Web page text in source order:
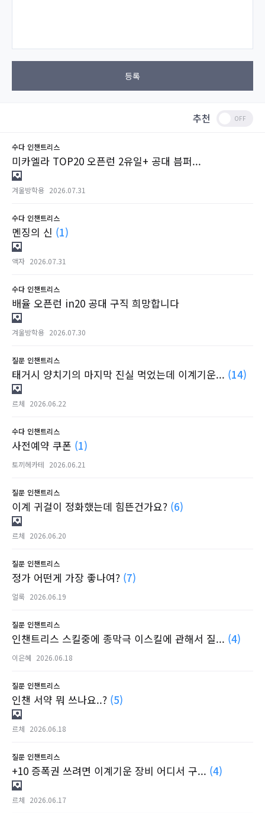
등록
추천
수다 인챈트리스
미카엘라 TOP20 오픈런 2유일+ 공대 븜퍼...
겨울방학용 2026.07.31
수다 인챈트리스
멘징의 신 (1)
액자 2026.07.31
수다 인챈트리스
배율 오픈런 in20 공대 구직 희망합니다
겨울방학용 2026.07.30
질문 인챈트리스
태거시 양치기의 마지막 진실 먹었는데 이계기운... (14)
르체 2026.06.22
수다 인챈트리스
사전예약 쿠폰 (1)
토끼헤카테 2026.06.21
질문 인챈트리스
이계 귀걸이 정화했는데 힘뜬건가요? (6)
르체 2026.06.20
질문 인챈트리스
정가 어떤게 가장 좋나여? (7)
얼룩 2026.06.19
질문 인챈트리스
인챈트리스 스킬중에 종막극 이스킬에 관해서 질... (4)
이은혜 2026.06.18
질문 인챈트리스
인챈 서약 뭐 쓰나요..? (5)
르체 2026.06.18
질문 인챈트리스
+10 증폭권 쓰려면 이계기운 장비 어디서 구... (4)
르체 2026.06.17